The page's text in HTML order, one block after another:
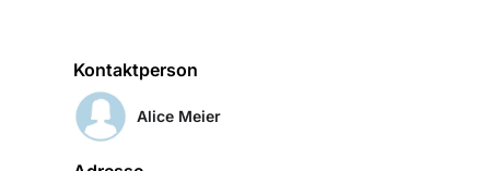
Kontaktperson
Alice Meier